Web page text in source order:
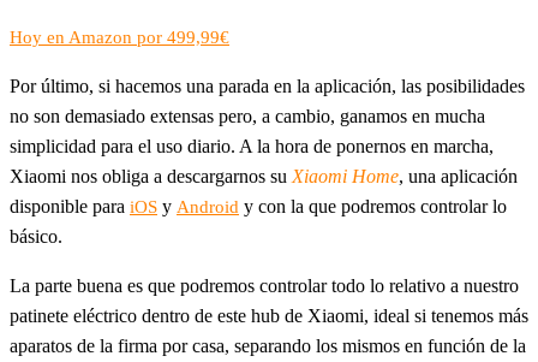
Hoy en Amazon por 499,99€
Por último, si hacemos una parada en la aplicación, las posibilidades
no son demasiado extensas pero, a cambio, ganamos en mucha
simplicidad para el uso diario. A la hora de ponernos en marcha,
Xiaomi nos obliga a descargarnos su Xiaomi Home, una aplicación
disponible para iOS y Android y con la que podremos controlar lo
básico.
La parte buena es que podremos controlar todo lo relativo a nuestro
patinete eléctrico dentro de este hub de Xiaomi, ideal si tenemos más
aparatos de la firma por casa, separando los mismos en función de la